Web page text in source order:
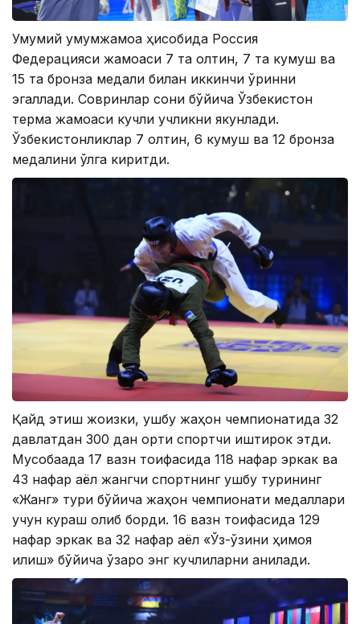
Умумий умумжамоа ҳисобида Россия
Федерацияси жамоаси 7 та олтин, 7 та кумуш ва
15 та бронза медали билан иккинчи ўринни
эгаллади. Совринлар сони бўйича Ўзбекистон
терма жамоаси кучли учликни якунлади.
Ўзбекистонликлар 7 олтин, 6 кумуш ва 12 бронза
медалини қўлга киритди.
Қайд этиш жоизки, ушбу жаҳон чемпионатида 32
давлатдан 300 дан ортиқ спортчи иштирок этди.
Мусобақада 17 вазн тоифасида 118 нафар эркак ва
43 нафар аёл жангчи спортнинг ушбу турининг
«Жанг» тури бўйича жаҳон чемпионати медаллари
учун кураш олиб борди. 16 вазн тоифасида 129
нафар эркак ва 32 нафар аёл «Ўз-ўзини ҳимоя
қилиш» бўйича ўзаро энг кучлиларни аниқлади.